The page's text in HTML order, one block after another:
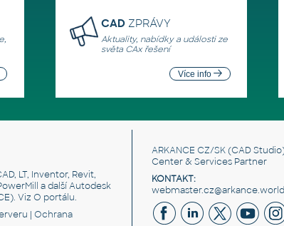
CAD ZPRÁVY
Aktuality, nabídky a události ze
světa CAx řešení
Více info
LT, Inventor, Revit,
a další Autodesk
Viz O portálu.
| Ochrana
ARKANCE CZ/SK(CAD
Center & Services Partner
KONTAKT:
webmaster.cz@arkance.world